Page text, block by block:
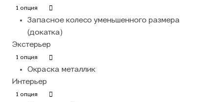
1 опция
Запасное колесо уменьшенного размера
(докатка)
Экстерьер
1 опция
Окраска металлик
Интерьер
1 опция